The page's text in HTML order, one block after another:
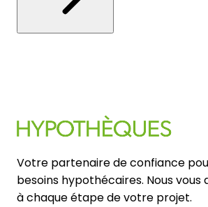
Votre partenaire de confiance
besoins hypothécaires. Nous
à chaque étape de votre projet.